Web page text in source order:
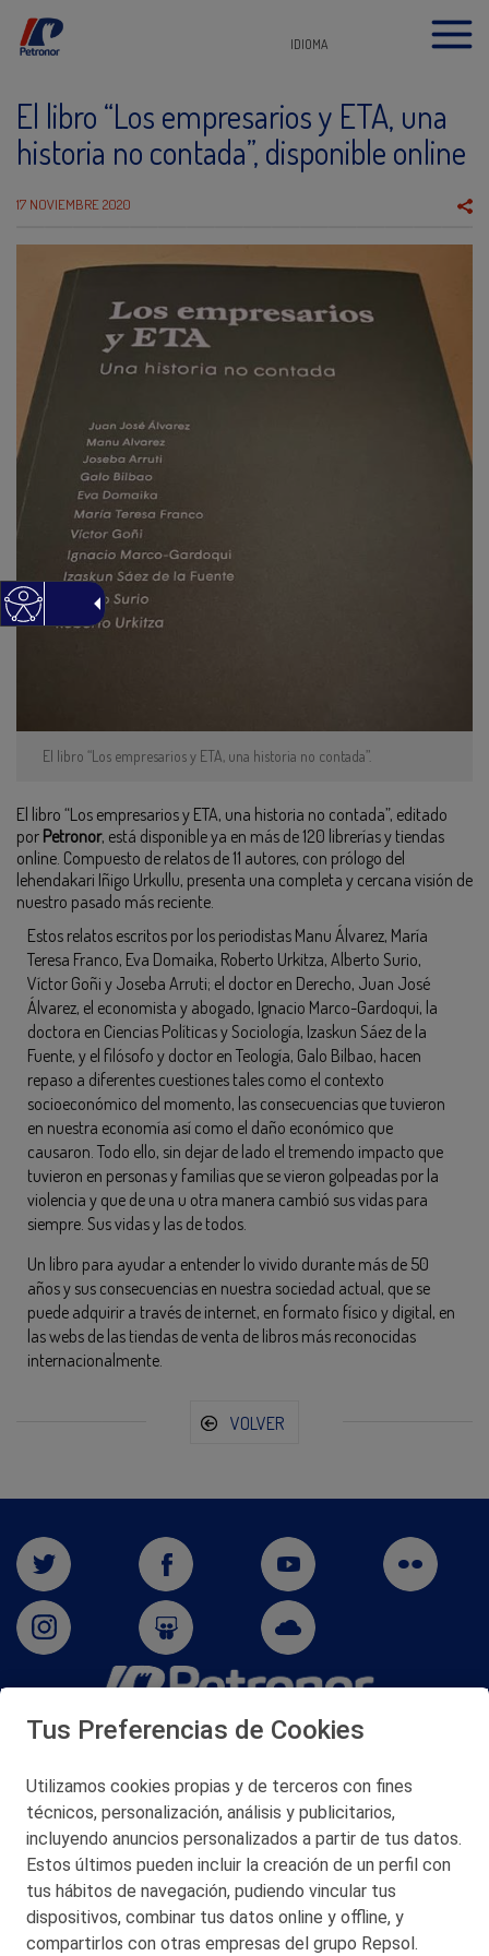
IDIOMA
El libro “Los empresarios y ETA, una
historia no contada”, disponible online
17 NOVIEMBRE 2020
El libro “Los empresarios y ETA, una historia no contada”.
El libro “Los empresarios y ETA, una historia no contada”, editado
por Petronor, está disponible ya en más de 120 librerías y tiendas
online. Compuesto de relatos de 11 autores, con prólogo del
lehendakari Iñigo Urkullu, presenta una completa y cercana visión de
nuestro pasado más reciente.
Estos relatos escritos por los periodistas Manu Álvarez, María
Teresa Franco, Eva Domaika, Roberto Urkitza, Alberto Surio,
Víctor Goñi y Joseba Arruti; el doctor en Derecho, Juan José
Álvarez, el economista y abogado, Ignacio Marco-Gardoqui, la
doctora en Ciencias Políticas y Sociología, Izaskun Sáez de la
Fuente, y el filósofo y doctor en Teología, Galo Bilbao, hacen
repaso a diferentes cuestiones tales como el contexto
socioeconómico del momento, las consecuencias que tuvieron
en nuestra economía así como el daño económico que
causaron. Todo ello, sin dejar de lado el tremendo impacto que
tuvieron en personas y familias que se vieron golpeadas por la
violencia y que de una u otra manera cambió sus vidas para
siempre. Sus vidas y las de todos.
Un libro para ayudar a entender lo vivido durante más de 50
años y sus consecuencias en nuestra sociedad actual, que se
puede adquirir a través de internet, en formato físico y digital, en
las webs de las tiendas de venta de libros más reconocidas
internacionalmente.
VOLVER
San Martín 5-Edificio Muñatones,
© 2026 Petronor S.A.
CONTACTO
Tus Preferencias de Cookies
Utilizamos cookies propias y de terceros con fines
técnicos, personalización, análisis y publicitarios,
incluyendo anuncios personalizados a partir de tus datos.
Estos últimos pueden incluir la creación de un perfil con
tus hábitos de navegación, pudiendo vincular tus
dispositivos, combinar tus datos online y offline, y
compartirlos con otras empresas del grupo Repsol.